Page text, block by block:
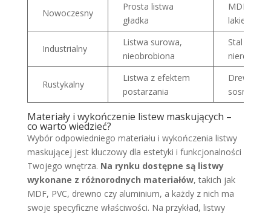
Nowoczesny
Prosta listwa
gładka
MDF
Industrialny
Listwa surowa,
nieobrobiona
Stal
Rustykalny
Listwa z efektem
postarzania
Drewno
sosnowe
Materiały i wykończenie listew maskujących –
co warto wiedzieć?
Wybór odpowiedniego materiału i wykończenia listwy
maskującej jest kluczowy dla estetyki i funkcjonalności
Twojego wnętrza. Na rynku dostępne są listwy
wykonane z różnorodnych materiałów, takich jak
MDF, PVC, drewno czy aluminium, a każdy z nich ma
swoje specyficzne właściwości. Na przykład, listwy